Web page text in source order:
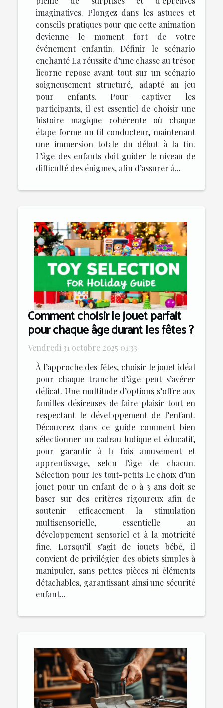
imaginatives. Plongez dans les astuces et
conseils pratiques pour que cette animation
devienne le moment fort de votre
événement enfantin. Définir le scénario
enchanté La réussite d’une chasse au trésor
licorne repose avant tout sur un scénario
soigneusement structuré, adapté au jeu
pour enfants. Pour captiver les
participants, il est essentiel de choisir une
histoire magique cohérente où chaque
étape forme un fil conducteur, maintenant
une immersion totale du début à la fin.
L’âge des enfants doit guider le niveau de
difficulté des énigmes, afin d’assurer à...
Comment choisir le jouet parfait
pour chaque âge durant les fêtes ?
Vendredi 31 octobre 2025 01:33
À l’approche des fêtes, choisir le jouet idéal
pour chaque tranche d’âge peut s’avérer
délicat. Une multitude d’options s’offre aux
familles désireuses de faire plaisir tout en
respectant le développement de l’enfant.
Découvrez dans ce guide comment bien
sélectionner un cadeau ludique et éducatif,
pour garantir à la fois amusement et
apprentissage, selon l’âge de chacun.
Sélection pour les tout-petits Le choix d’un
jouet pour un enfant de 0 à 3 ans doit se
baser sur des critères rigoureux afin de
soutenir efficacement la stimulation
multisensorielle, essentielle au
développement sensoriel et à la motricité
fine. Lorsqu’il s’agit de jouets bébé, il
convient de privilégier des objets simples à
manipuler, sans petites pièces ni éléments
détachables, garantissant ainsi une sécurité
enfant...